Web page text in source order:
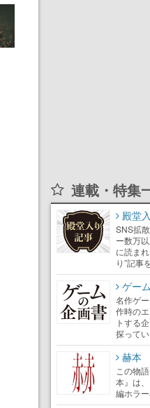
連載・特集
殿堂
SNS拡
ー数万
に読ま
り”記事
ゲー
名作ゲ
作時の
トする
探ってい
赫本
この物
本』は
編ホラー